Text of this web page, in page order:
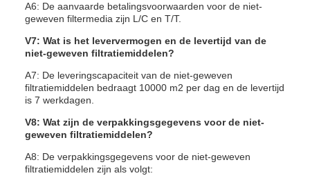
A6: De aanvaarde betalingsvoorwaarden voor de niet-
geweven filtermedia zijn L/C en T/T.
V7: Wat is het leververmogen en de levertijd van de
niet-geweven filtratiemiddelen?
A7: De leveringscapaciteit van de niet-geweven
filtratiemiddelen bedraagt 10000 m2 per dag en de levertijd
is 7 werkdagen.
V8: Wat zijn de verpakkingsgegevens voor de niet-
geweven filtratiemiddelen?
A8: De verpakkingsgegevens voor de niet-geweven
filtratiemiddelen zijn als volgt: